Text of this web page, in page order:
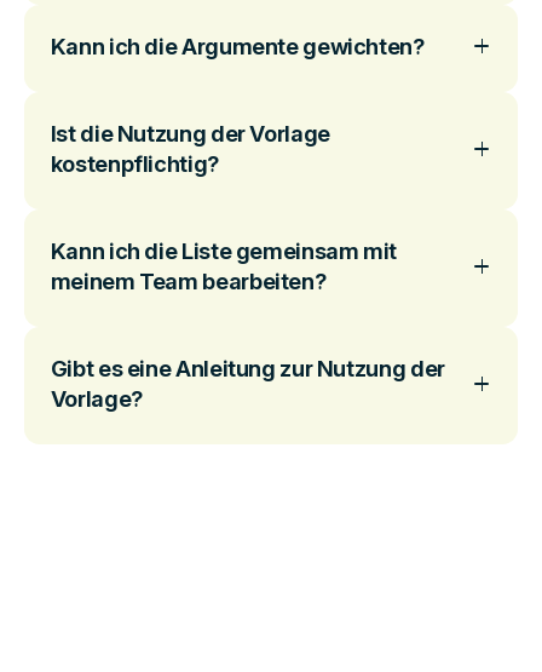
Kann ich die Argumente gewichten?
Ist die Nutzung der Vorlage
kostenpflichtig?
Kann ich die Liste gemeinsam mit
meinem Team bearbeiten?
Gibt es eine Anleitung zur Nutzung der
Vorlage?